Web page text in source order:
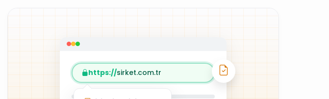
https://sirket.com.tr